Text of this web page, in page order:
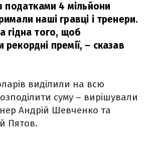
податками 4 мільйони
наші гравці і тренери.
гідна того, щоб
рекордні премії, – сказав
виділили на всю
суму – вирішували
Андрій Шевченко та
Пятов.